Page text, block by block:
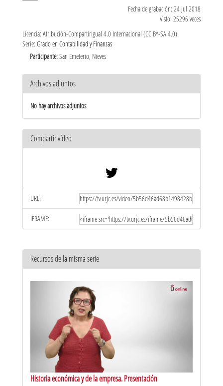
Fecha de grabación: 24 jul 2018
Visto: 25296 veces
Licencia: Atribución-CompartirIgual 4.0 Internacional (CC BY-SA 4.0)
Serie: Grado en Contabilidad y Finanzas
Participante:San Emeterio, Nieves
Archivos adjuntos
No hay archivos adjuntos
Compartir vídeo
URL:
IFRAME:
Recursos de la misma serie
Historia económica y de la empresa. Presentación